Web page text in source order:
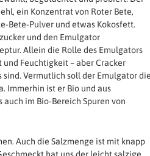
ein Konzentrat von Roter Bete,
Bete-Pulver und etwas Kokosfett.
und den Emulgator
Allein die Rolle des Emulgators
Feuchtigkeit – aber Cracker
Vermutlich soll der Emulgator die
Immerhin ist er Bio und aus
im Bio-Bereich Spuren von
Auch die Salzmenge ist mit knapp